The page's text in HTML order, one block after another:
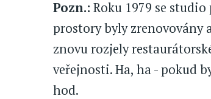
Pozn.:Roku 1979 se
prostory byly zrenovovány
znovu rozjely
veřejnosti. Ha, ha - pokud
hod.